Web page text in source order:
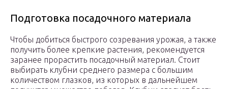
Подготовка посадочного материала
Чтобы добиться быстрого созревания урожая, а также
получить более крепкие растения, рекомендуется
заранее прорастить посадочный материал. Стоит
выбирать клубни среднего размера с большим
количеством глазков, из которых в дальнейшем